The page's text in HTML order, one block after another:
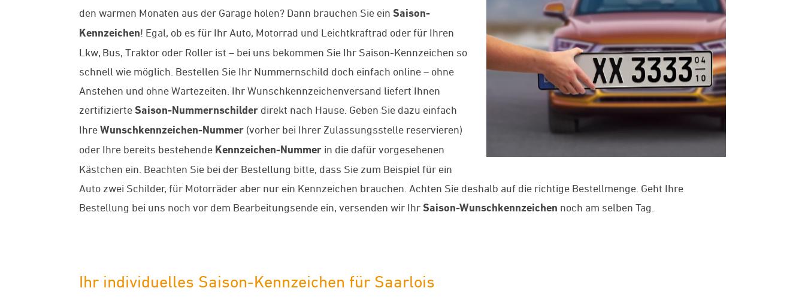
den warmen Monaten aus der Garage holen? Dann brauchen Sie ein Saison-
Kennzeichen! Egal, ob es für Ihr Auto, Motorrad und Leichtkraftrad oder für Ihren
Lkw, Bus, Traktor oder Roller ist – bei uns bekommen Sie Ihr Saison-Kennzeichen so
schnell wie möglich. Bestellen Sie Ihr Nummernschild doch einfach online – ohne
Anstehen und ohne Wartezeiten. Ihr Wunschkennzeichenversand liefert Ihnen
zertifizierte Saison-Nummernschilder direkt nach Hause. Geben Sie dazu einfach
Ihre Wunschkennzeichen-Nummer (vorher bei Ihrer Zulassungsstelle reservieren)
oder Ihre bereits bestehende Kennzeichen-Nummer in die dafür vorgesehenen
Kästchen ein. Beachten Sie bei der Bestellung bitte, dass Sie zum Beispiel für ein
Auto zwei Schilder, für Motorräder aber nur ein Kennzeichen brauchen. Achten Sie deshalb auf die richtige Bestellmenge. Geht Ihre
Bestellung bei uns noch vor dem Bearbeitungsende ein, versenden wir Ihr Saison-Wunschkennzeichen noch am selben Tag.
Ihr individuelles Saison-Kennzeichen für Saarlois